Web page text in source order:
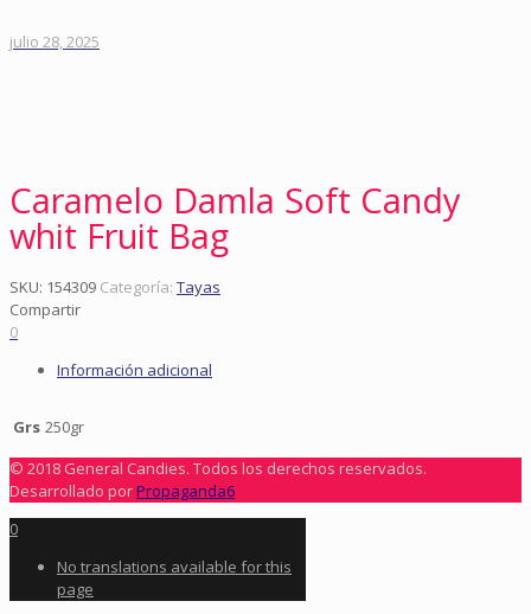
julio 28, 2025
Caramelo Damla Soft Candy
whit Fruit Bag
SKU: 154309 Categoría: Tayas
Compartir
0
Información adicional
Grs 250gr
© 2018 General Candies. Todos los derechos reservados.
Desarrollado porPropaganda6
0
No translations available for this
page